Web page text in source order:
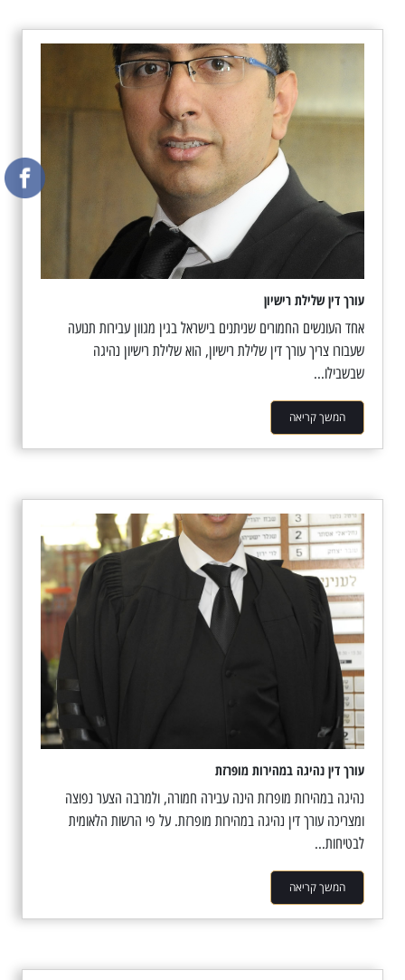
עורך דין שלילת רישיון
אחד העונשים החמורים שניתנים בישראל בגין מגוון עבירות תנועה
שעבורו צריך עורך דין שלילת רישיון, הוא שלילת רישיון נהיגה
שבשבילו...
המשך קריאה
עורך דין נהיגה במהירות מופרזת
נהיגה במהירות מופרזת הינה עבירה חמורה, ולמרבה הצער נפוצה
ומצריכה עורך דין נהיגה במהירות מופרזת. על פי הרשות הלאומית
לבטיחות...
המשך קריאה